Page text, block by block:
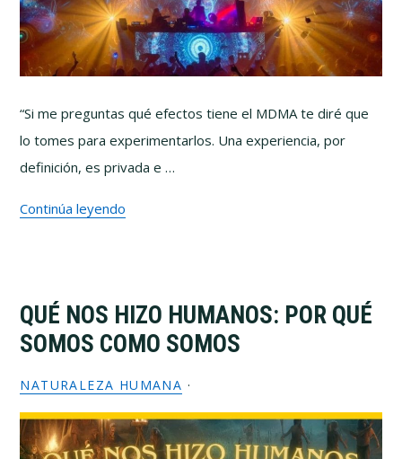
“Si me preguntas qué efectos tiene el MDMA te diré que
lo tomes para experimentarlos. Una experiencia, por
definición, es privada e …
Continúa leyendo
QUÉ NOS HIZO HUMANOS: POR QUÉ
SOMOS COMO SOMOS
NATURALEZA HUMANA ·